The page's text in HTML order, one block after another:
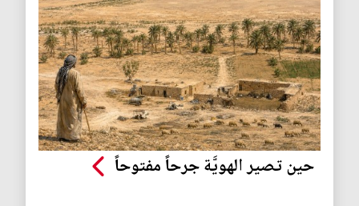
حين تصير الهويَّة جرحاً مفتوحاً